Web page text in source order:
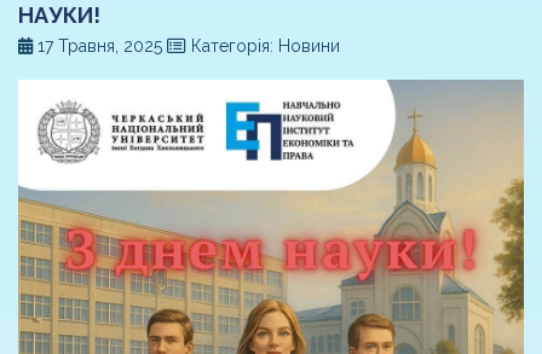
НАУКИ!
17 Травня, 2025 Категорія: Новини